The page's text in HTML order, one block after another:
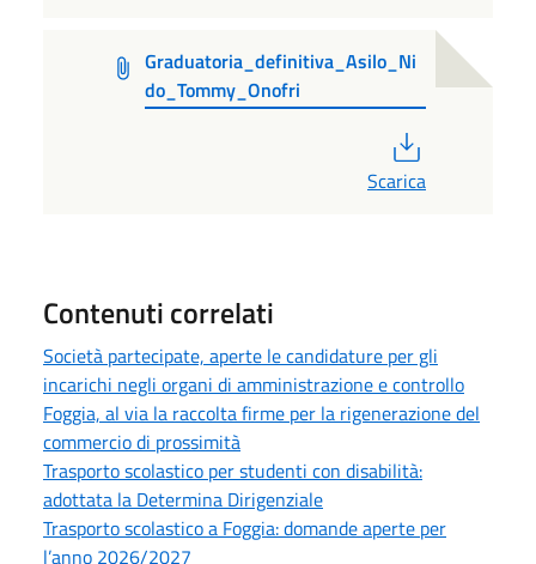
Graduatoria_definitiva_Asilo_Ni
do_Tommy_Onofri
Scarica
Contenuti correlati
Società partecipate, aperte le candidature per gli
incarichi negli organi di amministrazione e controllo
Foggia, al via la raccolta firme per la rigenerazione del
commercio di prossimità
Trasporto scolastico per studenti con disabilità:
adottata la Determina Dirigenziale
Trasporto scolastico a Foggia: domande aperte per
l’anno 2026/2027